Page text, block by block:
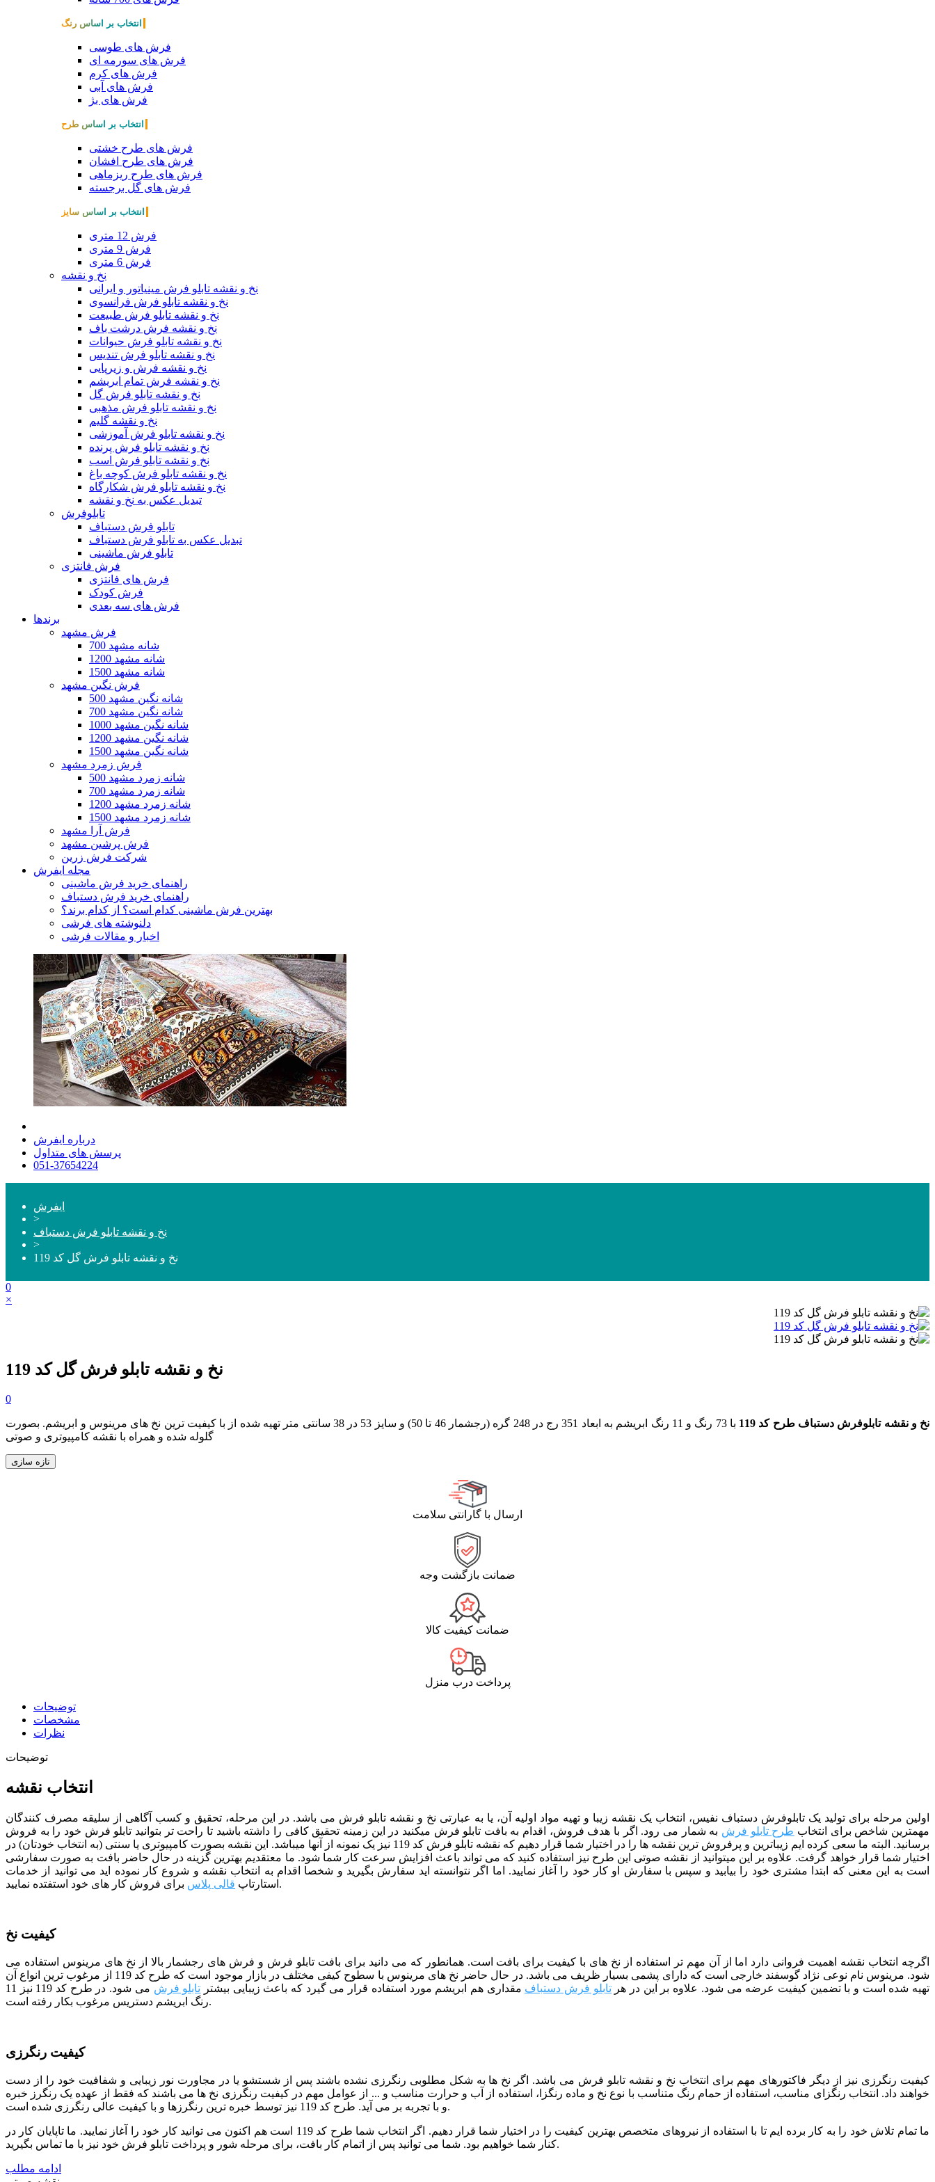
انتخاب بر اساس رنگ
فرش های طوسی
فرش های سورمه ای
فرش های کرم
فرش های آبی
فرش های بژ
انتخاب بر اساس طرح
فرش های طرح خشتی
فرش های طرح افشان
فرش های طرح ریزماهی
فرش های گل برجسته
انتخاب بر اساس سایز
فرش 12 متری
فرش 9 متری
فرش 6 متری
نخ و نقشه
نخ و نقشه تابلو فرش مینیاتور و ایرانی
نخ و نقشه تابلو فرش فرانسوی
نخ و نقشه تابلو فرش طبیعت
نخ و نقشه فرش درشت باف
نخ و نقشه تابلو فرش حیوانات
نخ و نقشه تابلو فرش تندیس
نخ و نقشه فرش و زیرپایی
نخ و نقشه فرش تمام ابریشم
نخ و نقشه تابلو فرش گل
نخ و نقشه تابلو فرش مذهبی
نخ و نقشه گلیم
نخ و نقشه تابلو فرش آموزشی
نخ و نقشه تابلو فرش پرنده
نخ و نقشه تابلو فرش اسب
نخ و نقشه تابلو فرش کوچه باغ
نخ و نقشه تابلو فرش شکارگاه
تبدیل عکس به نخ و نقشه
تابلوفرش
تابلو فرش دستباف
تبدیل عکس به تابلو فرش دستباف
تابلو فرش ماشینی
فرش فانتزی
فرش های فانتزی
فرش کودک
فرش های سه بعدی
برندها
فرش مشهد
700 شانه مشهد
1200 شانه مشهد
1500 شانه مشهد
فرش نگین مشهد
500 شانه نگین مشهد
700 شانه نگین مشهد
1000 شانه نگین مشهد
1200 شانه نگین مشهد
1500 شانه نگین مشهد
فرش زمرد مشهد
500 شانه زمرد مشهد
700 شانه زمرد مشهد
1200 شانه زمرد مشهد
1500 شانه زمرد مشهد
فرش آرا مشهد
فرش پرشین مشهد
شرکت فرش زرین
مجله ایفرش
راهنمای خرید فرش ماشینی
راهنمای خرید فرش دستباف
بهترین فرش ماشینی کدام است؟ از کدام برند؟
دلنوشته های فرشی
اخبار و مقالات فرشی
درباره ایفرش
پرسش های متداول
051-37654224
ایفرش
>
نخ و نقشه تابلو فرش دستباف
>
نخ و نقشه تابلو فرش گل کد 119
0
×
نخ و نقشه تابلو فرش گل کد 119
0
نخ و نقشه تابلوفرش دستباف طرح کد 119 با 73 رنگ و 11 رنگ ابریشم به ابعاد 351 رج در 248 گره (رجشمار 46 تا 50 )
و سایز 53 در 38 سانتی متر تهیه شده از با کیفیت ترین نخ های مرینوس و ابریشم. بصورت
گلوله شده و همراه با نقشه کامپیوتری و صوتی
ارسال با گارانتی سلامت
ضمانت بازگشت وجه
ضمانت کیفیت کالا
پرداخت درب منزل
توضیحات
مشخصات
نظرات
توضیحات
انتخاب نقشه
اولین مرحله برای تولید یک تابلوفرش دستباف نفیس، انتخاب یک نقشه زیبا و تهیه مواد اولیه آن، یا به عبارتی نخ و نقشه تابلو فرش می باشد. در این مرحله، تحقیق و کسب آگاهی از سلیقه مصرف کنندگان
مهمترین شاخص برای انتخاب طرح تابلو فرش به شمار می رود. اگر با هدف فروش، اقدام به بافت تابلو فرش میکنید در این زمینه تحقیق کافی را داشته باشید تا راحت تر بتوانید تابلو فرش خود را به فروش
برسانید. البته ما سعی کرده ایم زیباترین و پرفروش ترین نقشه ها را در اختیار شما قرار دهیم که نقشه تابلو فرش کد 119 نیز یک نمونه از آنها میباشد. این نقشه بصورت کامپیوتری یا سنتی (به انتخاب خودتان) در
اختیار شما قرار خواهد گرفت. علاوه بر این میتوانید از نقشه صوتی این طرح نیز استفاده کنید که می تواند باعث افزایش سرعت کار شما شود. ما معتقدیم بهترین گزینه در حال حاضر بافت به صورت سفارشی
است به این معنی که ابتدا مشتری خود را بیابید و سپس با سفارش او کار خود را آغاز نمایید. اما اگر نتوانسته اید سفارش بگیرید و شخصا اقدام به انتخاب نقشه و شروع کار نموده اید می توانید از خدمات
استارتاپ قالی پلاس برای فروش کار های خود استفتده نمایید.
کیفیت نخ
اگرچه انتخاب نقشه اهمیت فروانی دارد اما از آن مهم تر استفاده از نخ های با کیفیت برای بافت است. همانطور که می دانید برای بافت تابلو فرش و فرش های رجشمار بالا از نخ های مرینوس استفاده می
شود. مرینوس نام نوعی نژاد گوسفند خارجی است که دارای پشمی بسیار ظریف می باشد. در حال حاضر نخ های مرینوس با سطوح کیفی مختلف در بازار موجود است که طرح کد 119 از مرغوب ترین انواع آن
تهیه شده است و با تضمین کیفیت عرضه می شود. علاوه بر این در هرتابلو فرش دستباف مقداری هم ابریشم مورد استفاده قرار می گیرد که باعث زیبایی بیشتر تابلو فرش
می شود. در طرح کد 119 نیز 11
رنگ ابریشم دستریس مرغوب بکار رفته است.
کیفیت رنگرزی
کیفیت رنگرزی نیز از دیگر فاکتورهای مهم برای انتخاب نخ و نقشه تابلو فرش می باشد. اگر نخ ها به شکل مطلوبی رنگرزی نشده باشند پس از شستشو یا در مجاورت نور زیبایی و شفافیت خود را از دست
خواهند داد. انتخاب رنگزای مناسب، استفاده از حمام رنگ متناسب با نوع نخ و ماده رنگزا، استفاده از آب و حرارت مناسب و ... از عوامل مهم در کیفیت رنگرزی نخ ها می باشند که فقط از عهده یک رنگرز خبره
و با تجربه بر می آید. طرح کد 119 نیز توسط خبره ترین رنگرزها و با کیفیت عالی رنگرزی شده است.
ما تمام تلاش خود را به کار برده ایم تا با استفاده از نیروهای متخصص بهترین کیفیت را در اختیار شما قرار دهیم. اگر انتخاب شما طرح کد 119 است هم اکنون می توانید کار خود را آغاز نمایید. ما تاپایان کار در
کنار شما خواهیم بود. شما می توانید پس از اتمام کار بافت، برای مرحله شور و پرداخت تابلو فرش خود نیز با ما تماس بگیرید.
ادامه مطلب